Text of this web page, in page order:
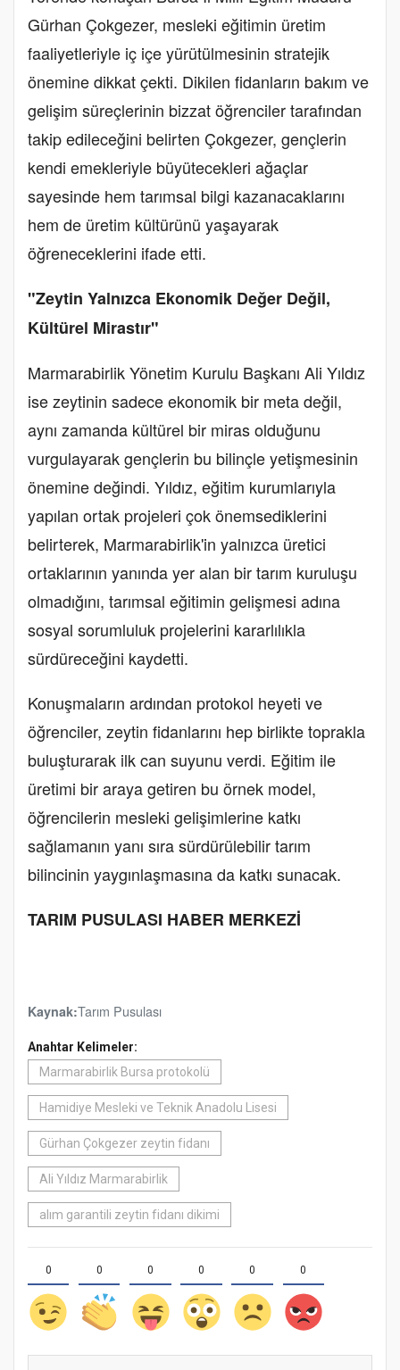
Gürhan Çokgezer, mesleki eğitimin üretim
faaliyetleriyle iç içe yürütülmesinin stratejik
önemine dikkat çekti. Dikilen fidanların bakım ve
gelişim süreçlerinin bizzat öğrenciler tarafından
takip edileceğini belirten Çokgezer, gençlerin
kendi emekleriyle büyütecekleri ağaçlar
sayesinde hem tarımsal bilgi kazanacaklarını
hem de üretim kültürünü yaşayarak
öğreneceklerini ifade etti.
"Zeytin Yalnızca Ekonomik Değer Değil,
Kültürel Mirastır"
Marmarabirlik Yönetim Kurulu Başkanı Ali Yıldız
ise zeytinin sadece ekonomik bir meta değil,
aynı zamanda kültürel bir miras olduğunu
vurgulayarak gençlerin bu bilinçle yetişmesinin
önemine değindi. Yıldız, eğitim kurumlarıyla
yapılan ortak projeleri çok önemsediklerini
belirterek, Marmarabirlik'in yalnızca üretici
ortaklarının yanında yer alan bir tarım kuruluşu
olmadığını, tarımsal eğitimin gelişmesi adına
sosyal sorumluluk projelerini kararlılıkla
sürdüreceğini kaydetti.
Konuşmaların ardından protokol heyeti ve
öğrenciler, zeytin fidanlarını hep birlikte toprakla
buluşturarak ilk can suyunu verdi. Eğitim ile
üretimi bir araya getiren bu örnek model,
öğrencilerin mesleki gelişimlerine katkı
sağlamanın yanı sıra sürdürülebilir tarım
bilincinin yaygınlaşmasına da katkı sunacak.
TARIM PUSULASI HABER MERKEZİ
Kaynak:Tarım Pusulası
Anahtar Kelimeler:
Marmarabirlik Bursa protokolü
Hamidiye Mesleki ve Teknik Anadolu Lisesi
Gürhan Çokgezer zeytin fidanı
Ali Yıldız Marmarabirlik
alım garantili zeytin fidanı dikimi
0 0 0 0 0 0